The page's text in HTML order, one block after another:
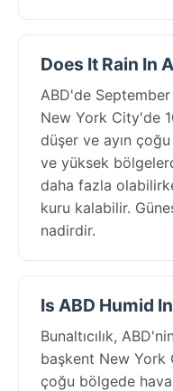
Does It Rain In
ABD'de
New York City'de
düşer ve ayın
ve yüksek
daha fazla
kuru kalabilir.
nadirdir.
Is ABD Humid
Bunaltıcılık,
başkent New York
çoğu bölgede hava